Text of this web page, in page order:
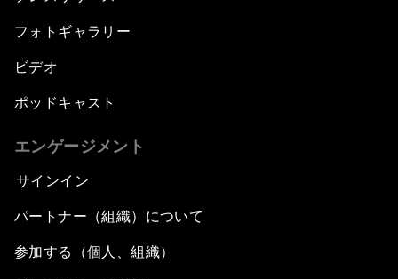
フォトギャラリー
ビデオ
ポッドキャスト
エンゲージメント
サインイン
パートナー（組織）について
参加する（個人、組織）